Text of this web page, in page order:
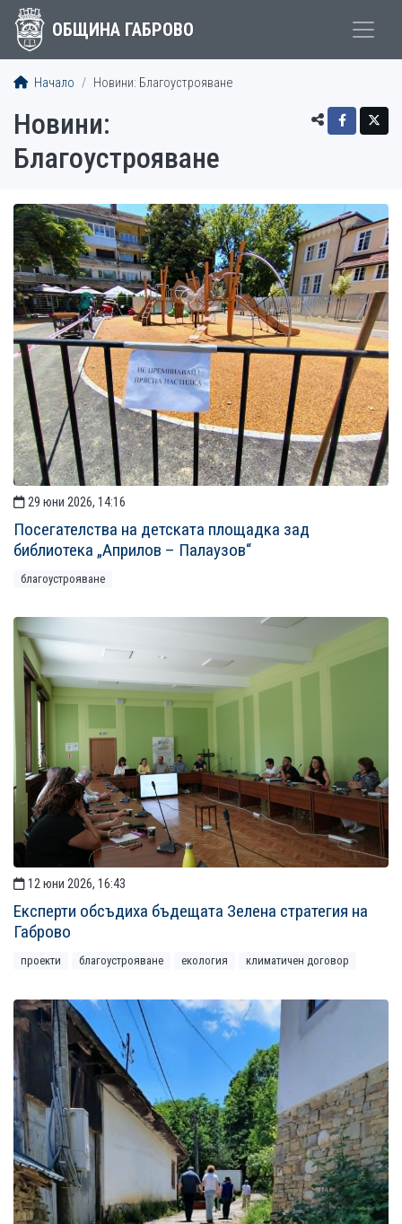
ОБЩИНА ГАБРОВО
Начало Новини: Благоустрояване
Новини:
Благоустрояване
СТАТИИ
29 юни 2026, 14:16
Посегателства на детската площадка зад
библиотека „Априлов – Палаузов“
благоустрояване
12 юни 2026, 16:43
Експерти обсъдиха бъдещата Зелена стратегия на
Габрово
проекти благоустрояване екология климатичен договор